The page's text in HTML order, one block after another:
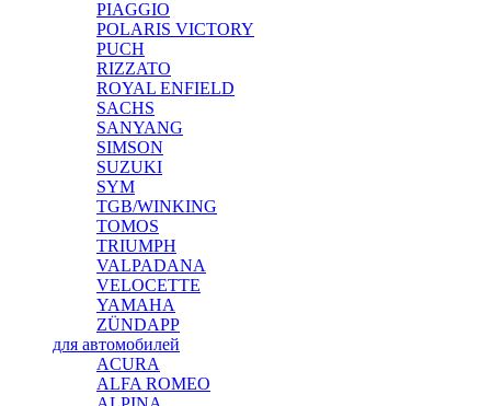
PIAGGIO
POLARIS VICTORY
PUCH
RIZZATO
ROYAL ENFIELD
SACHS
SANYANG
SIMSON
SUZUKI
SYM
TGB/WINKING
TOMOS
TRIUMPH
VALPADANA
VELOCETTE
YAMAHA
ZÜNDAPP
для автомобилей
ACURA
ALFA ROMEO